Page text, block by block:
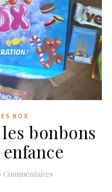
BOX
bonbons
Commentaires